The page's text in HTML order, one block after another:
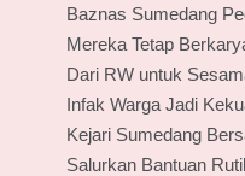
Baznas Sumedang
Mereka Tetap
Dari RW untuk
Infak Warga Jadi
Kejari Sumedang
Salurkan Bantuan